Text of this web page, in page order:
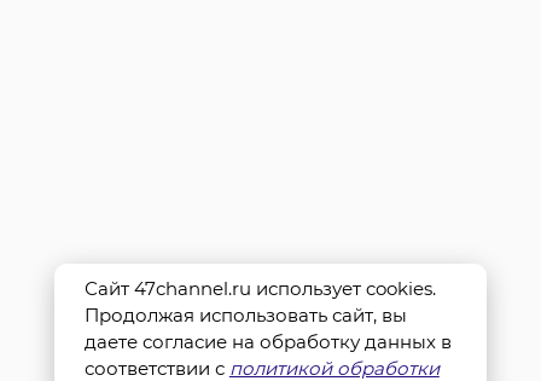
Сайт 47channel.ru использует cookies.
Продолжая использовать сайт, вы
даете согласие на обработку данных в
соответствии с политикой обработки